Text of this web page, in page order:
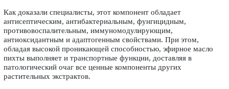
Как доказали специалисты, этот компонент обладает
антисептическим, антибактериальным, фунгицидным,
противовоспалительным, иммуномодулирующим,
антиоксидантным и адаптогенным свойствами. При этом,
обладая высокой проникающей способностью, эфирное масло
пихты выполняет и транспортные функции, доставляя в
патологический очаг все ценные компоненты других
растительных экстрактов.